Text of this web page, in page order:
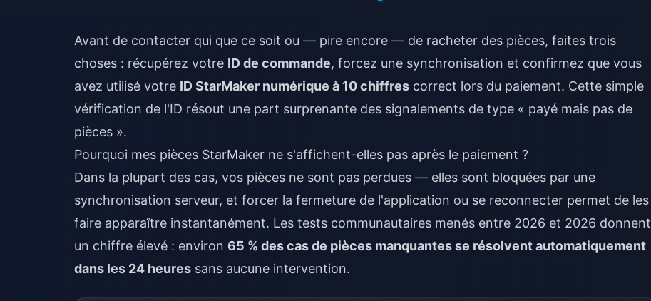
Avant de contacter qui que ce soit ou — pire encore — de racheter des pièces, faites trois
choses : récupérez votre ID de commande, forcez une synchronisation et confirmez que vous
avez utilisé votre ID StarMaker numérique à 10 chiffres correct lors du paiement. Cette simple
vérification de l'ID résout une part surprenante des signalements de type « payé mais pas de
pièces ».
Pourquoi mes pièces StarMaker ne s'affichent-elles pas après le paiement ?
Dans la plupart des cas, vos pièces ne sont pas perdues — elles sont bloquées par une
synchronisation serveur, et forcer la fermeture de l'application ou se reconnecter permet de les
faire apparaître instantanément. Les tests communautaires menés entre 2026 et 2026 donnent
un chiffre élevé : environ 65 % des cas de pièces manquantes se résolvent automatiquement
dans les 24 heures sans aucune intervention.